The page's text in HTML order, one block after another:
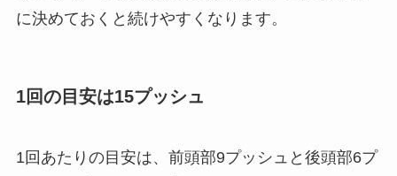
に決めておくと続けやすくなります。
1回の目安は15プッシュ
1回あたりの目安は、前頭部9プッシュと後頭部6プ